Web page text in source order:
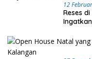
12
Reses